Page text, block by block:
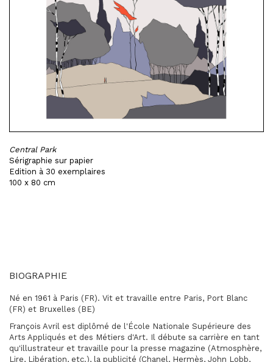
Central Park
Sérigraphie sur papier
Edition à 30 exemplaires
100 x 80 cm
BIOGRAPHIE
Né en 1961 à Paris (FR). Vit et travaille entre Paris, Port Blanc
(FR) et Bruxelles (BE)
François Avril est diplômé de l'École Nationale Supérieure des
Arts Appliqués et des Métiers d'Art. Il débute sa carrière en tant
qu'illustrateur et travaille pour la presse magazine (Atmosphère,
Lire, Libération, etc.), la publicité (Chanel, Hermès, John Lobb,